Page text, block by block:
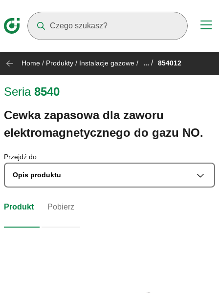
Home / Produkty / Instalacje gazowe / ... / 854012
Seria 8540
Cewka zapasowa dla zaworu
elektromagnetycznego do gazu NO.
Przejdź do
Opis produktu
Produkt Pobierz